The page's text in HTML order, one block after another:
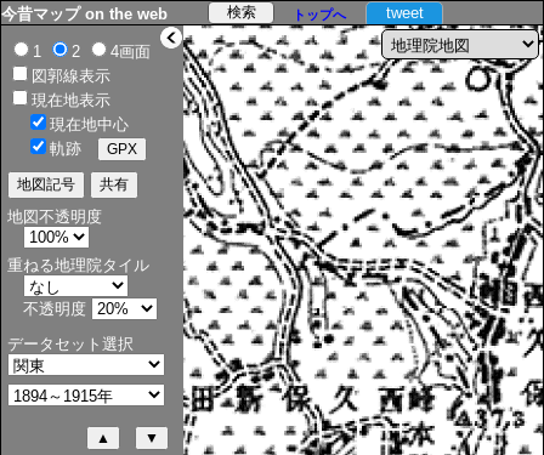
> tweet
今昔マップ on the web トップへ
1 2
4画面
図郭線表示
現在地表示
現在地中心
軌跡
地図不透明度
重ねる地理院タイル
不透明度
データセット選択